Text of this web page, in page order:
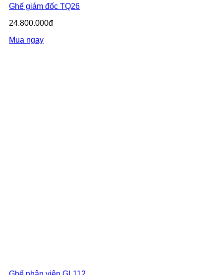
Ghế giám đốc TQ26
24.800.000đ
Mua ngay